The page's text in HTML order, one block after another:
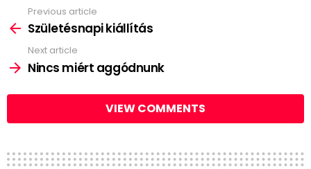
more
Previous article
Születésnapi kiállítás
Next article
Nincs miért aggódnunk
VIEW COMMENTS